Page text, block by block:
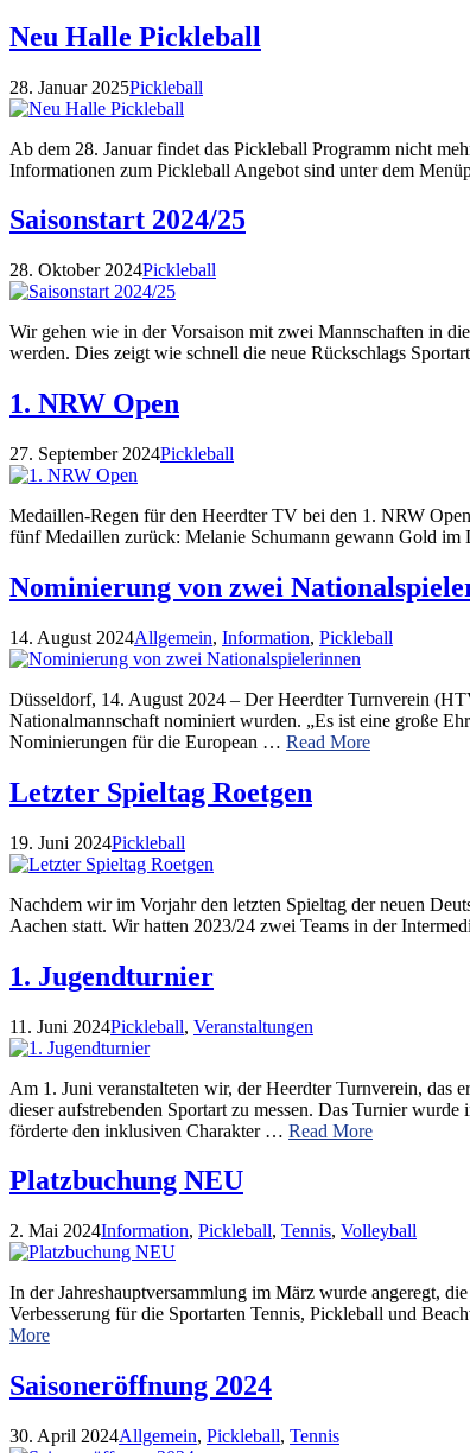
Neu Halle Pickleball
28. Januar 2025Pickleball
Ab dem 28. Januar findet das Pickleball Programm nicht
Informationen zum Pickleball Angebot sind unter dem
Saisonstart 2024/25
28. Oktober 2024Pickleball
Wir gehen wie in der Vorsaison mit zwei Mannschaften in
werden. Dies zeigt wie schnell die neue Rückschlags
1. NRW Open
27. September 2024Pickleball
Medaillen-Regen für den Heerdter TV bei den 1. NRW
fünf Medaillen zurück: Melanie Schumann gewann Gold
Nominierung von zwei
14. August 2024Allgemein, Information, Pickleball
Düsseldorf, 14. August 2024 – Der Heerdter Turnverein
Nationalmannschaft nominiert wurden. „Es ist eine große
Nominierungen für die European … Read More
Letzter Spieltag Roetgen
19. Juni 2024Pickleball
Nachdem wir im Vorjahr den letzten Spieltag der neuen
Aachen statt. Wir hatten 2023/24 zwei Teams in der
1. Jugendturnier
11. Juni 2024Pickleball, Veranstaltungen
Am 1. Juni veranstalteten wir, der Heerdter Turnverein, das
dieser aufstrebenden Sportart zu messen. Das Turnier
förderte den inklusiven Charakter … Read More
Platzbuchung NEU
2. Mai 2024Information, Pickleball, Tennis, Volleyball
In der Jahreshauptversammlung im März wurde angeregt,
Verbesserung für die Sportarten Tennis, Pickleball und
More
Saisoneröffnung 2024
30. April 2024Allgemein, Pickleball, Tennis